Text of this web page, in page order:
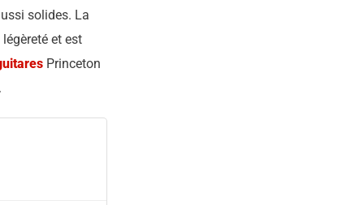
solides. La
et est
Princeton